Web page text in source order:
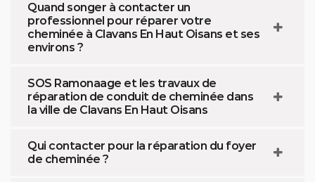
Quand songer à contacter un
professionnel pour réparer votre
cheminée à Clavans En Haut Oisans et ses
environs ?
SOS Ramonaage et les travaux de
réparation de conduit de cheminée dans
la ville de Clavans En Haut Oisans
Qui contacter pour la réparation du foyer
de cheminée ?